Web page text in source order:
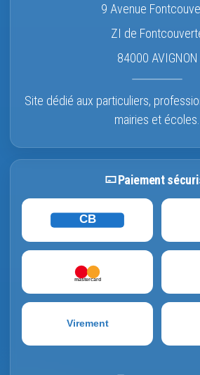
9 Avenue
ZI de
84000 AVIGNON
Site dédié aux particuliers,
mairies et écoles.
Paiement
CB
mastercard
Virement